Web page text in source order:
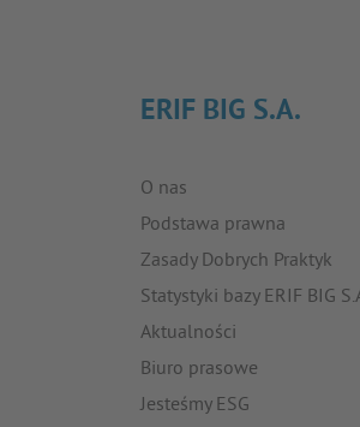
ERIF BIG S.A.
O nas
Podstawa prawna
Zasady Dobrych Praktyk
Statystyki bazy ERIF BIG
Aktualności
Biuro prasowe
Jesteśmy ESG